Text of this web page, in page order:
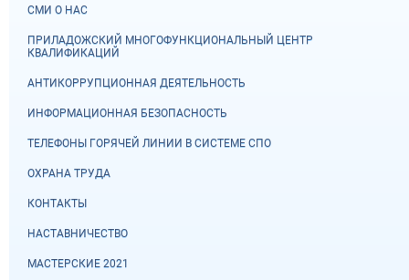
СМИ О НАС
ПРИЛАДОЖСКИЙ МНОГОФУНКЦИОНАЛЬНЫЙ ЦЕНТР
КВАЛИФИКАЦИЙ
АНТИКОРРУПЦИОННАЯ ДЕЯТЕЛЬНОСТЬ
ИНФОРМАЦИОННАЯ БЕЗОПАСНОСТЬ
ТЕЛЕФОНЫ ГОРЯЧЕЙ ЛИНИИ В СИСТЕМЕ СПО
ОХРАНА ТРУДА
КОНТАКТЫ
НАСТАВНИЧЕСТВО
МАСТЕРСКИЕ 2021